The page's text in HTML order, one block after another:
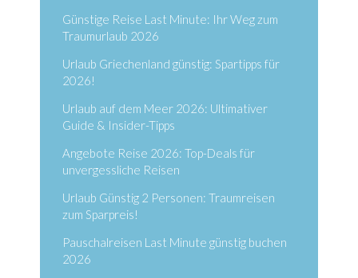
Günstige Reise Last Minute: Ihr Weg zum
Traumurlaub 2026
Urlaub Griechenland günstig: Spartipps für
2026!
Urlaub auf dem Meer 2026: Ultimativer
Guide & Insider-Tipps
Angebote Reise 2026: Top-Deals für
unvergessliche Reisen
Urlaub Günstig 2 Personen: Traumreisen
zum Sparpreis!
Pauschalreisen Last Minute günstig buchen
2026